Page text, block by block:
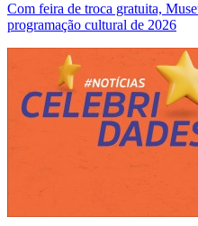
Com feira de troca gratuita,
programação cultural de 2026